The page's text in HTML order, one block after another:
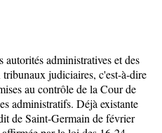
autorités administratives et des
judiciaires, c'est-à-dire
au contrôle de la Cour de
administratifs. Déjà existante
de Saint-Germain de février